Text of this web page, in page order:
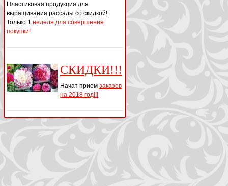
Пластиковая продукция для
выращивания рассады со скидкой!
Только 1неделя для совершения
покупки!
СКИДКИ!!!
Начат приемзаказов
на 2018 год!!!